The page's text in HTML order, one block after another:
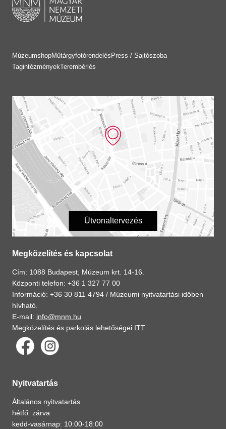
MúzeumshopMűtárgyfotórendelésPress / Sajtószoba
TagintézményekTerembérlés
Útvonaltervezés
Megközelítés és kapcsolat
Cím: 1088 Budapest, Múzeum krt. 14-16.
Központi telefon: +36 1 327 77 00
Információ: +36 30 811 4794 / Múzeumi nyitvatartási időben
hívható.
E-mail: info@mnm.hu
Megközelítés és parkolás lehetőségei ITT.
Nyitvatartás
Általános nyitvatartás
hétfő: zárva
kedd-vasárnap: 10:00-18:00